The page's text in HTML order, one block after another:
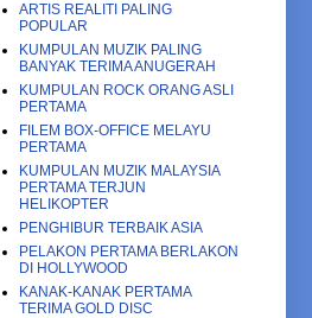
ARTIS REALITI PALING
POPULAR
KUMPULAN MUZIK PALING
BANYAK TERIMA ANUGERAH
KUMPULAN ROCK ORANG ASLI
PERTAMA
FILEM BOX-OFFICE MELAYU
PERTAMA
KUMPULAN MUZIK MALAYSIA
PERTAMA TERJUN
HELIKOPTER
PENGHIBUR TERBAIK ASIA
PELAKON PERTAMA BERLAKON
DI HOLLYWOOD
KANAK-KANAK PERTAMA
TERIMA GOLD DISC